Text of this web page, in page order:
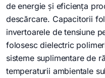
de energie și eficiența
descărcare. Capacitorii
invertoarele de tensiune
folosesc dielectric
sisteme suplimentare de
temperaturii ambientale